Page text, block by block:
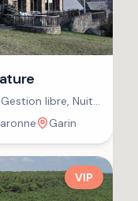
libre, Nuit
Garin
VIP